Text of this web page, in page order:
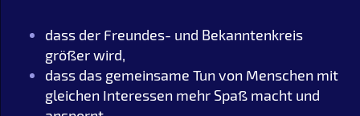
dass der Freundes- und Bekanntenkreis
größer wird,
dass das gemeinsame Tun von Menschen mit
gleichen Interessen mehr Spaß macht und